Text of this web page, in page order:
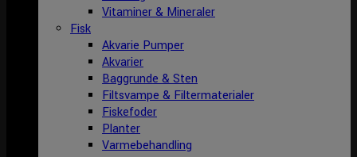
Vitaminer & Mineraler
Fisk
Akvarie Pumper
Akvarier
Baggrunde & Sten
Filtsvampe & Filtermaterialer
Fiskefoder
Planter
Varmebehandling